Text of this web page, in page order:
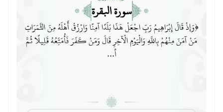
سورة البقرة
﴿وَإِذْ قَالَ إِبْرَاهِيمُ رَبِّ اجْعَلْ هَذَا بَلَدًا آمِنًا وَارْزُقْ أَهْلَهُ مِنَ الثَّمَرَاتِ
مَنْ آمَنَ مِنْهُمْ بِاللَّهِ وَالْيَوْمِ الْآخِرِ قَالَ وَمَنْ كَفَرَ فَأُمَتِّعُهُ قَلِيلًا ثُمَّ
أ...